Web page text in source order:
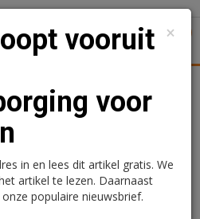
vooruit op
×
vooruit
voor
in en lees dit artikel gratis. We
artikel te lezen. Daarnaast
populaire nieuwsbrief.